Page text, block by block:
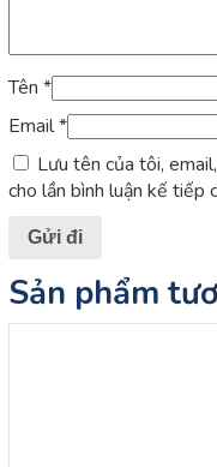
Tên *
Email*
Lưu tên của tôi,
cho lần bình luận kế tiếp
Sản phẩm